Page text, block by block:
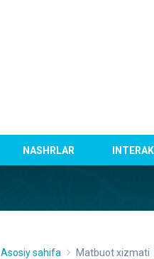
NASHRLAR
Asosiy sahifa Matbuot xizmati